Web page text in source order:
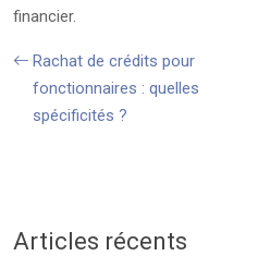
financier.
Rachat de crédits pour
fonctionnaires : quelles
spécificités ?
Articles récents